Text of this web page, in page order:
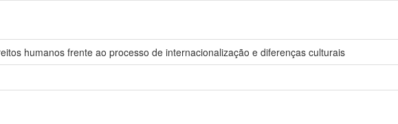
humanos frente ao processo de internacionalização e diferenças culturais